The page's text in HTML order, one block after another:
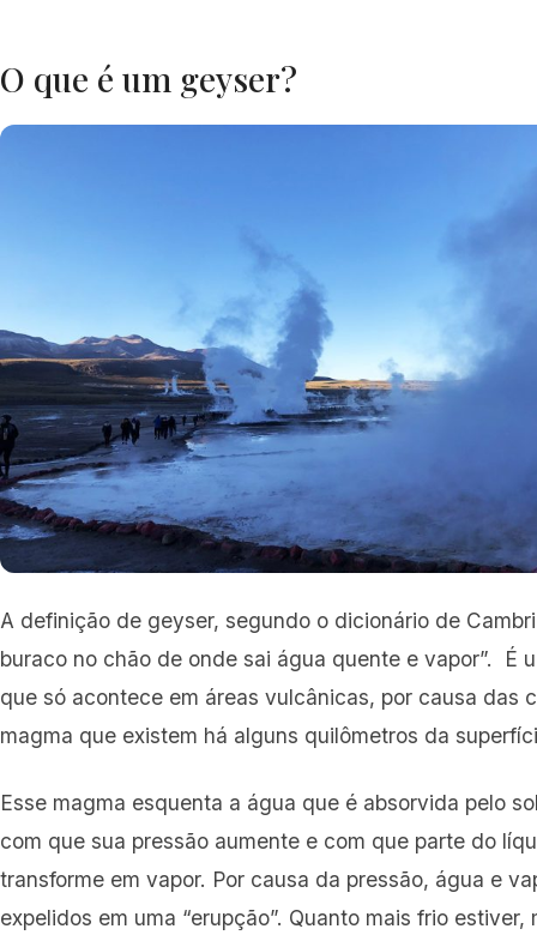
O que é um geyser?
A definição de geyser, segundo o dicionário de
buraco no chão de onde sai água quente e vapor”. É
que só acontece em áreas vulcânicas, por causa das
magma que existem há alguns quilômetros da
Esse magma esquenta a água que é absorvida pelo
com que sua pressão aumente e com que parte do
transforme em vapor. Por causa da pressão, água e
expelidos em uma “erupção”. Quanto mais frio estiver,